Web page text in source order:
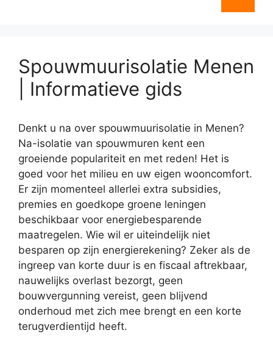
Spouwmuurisolatie Menen
| Informatieve gids
Denkt u na over spouwmuurisolatie in Menen?
Na-isolatie van spouwmuren kent een
groeiende populariteit en met reden! Het is
goed voor het milieu en uw eigen wooncomfort.
Er zijn momenteel allerlei extra subsidies,
premies en goedkope groene leningen
beschikbaar voor energiebesparende
maatregelen. Wie wil er uiteindelijk niet
besparen op zijn energierekening? Zeker als de
ingreep van korte duur is en fiscaal aftrekbaar,
nauwelijks overlast bezorgt, geen
bouwvergunning vereist, geen blijvend
onderhoud met zich mee brengt en een korte
terugverdientijd heeft.